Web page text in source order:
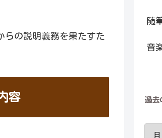
らの説明義務を果たすた
容
随
音
過去